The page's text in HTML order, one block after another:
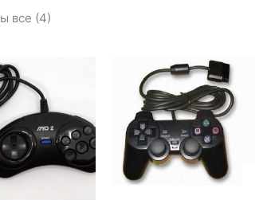
все (4)